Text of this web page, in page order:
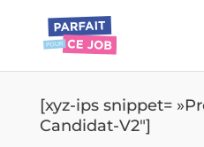
[xyz-ips snippet=
Candidat-V2″]